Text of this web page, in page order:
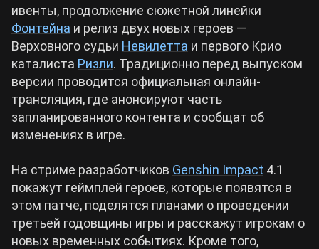
Wuthering Waves
Roblox
Hogwarts Legacy
Все игры
ивенты, продолжение сюжетной линейки
Фонтейна и релиз двух новых героев —
Верховного судьи Невилетта и первого Крио
каталиста Ризли. Традиционно перед выпуском
версии проводится официальная онлайн-
трансляция, где анонсируют часть
запланированного контента и сообщат об
изменениях в игре.
На стриме разработчиков Genshin Impact 4.1
покажут геймплей героев, которые появятся в
этом патче, поделятся планами о проведении
третьей годовщины игры и расскажут игрокам о
новых временных событиях. Кроме того,